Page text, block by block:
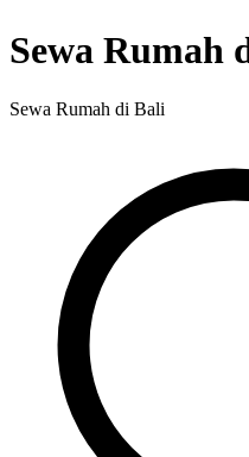
Sewa Rumah
Sewa Rumah di Bali